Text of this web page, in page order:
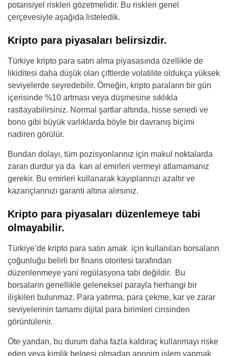
potansiyel riskleri gözetmelidir. Bu riskleri genel
çerçevesiyle aşağıda listeledik.
Kripto para piyasaları belirsizdir.
Türkiye kripto para satın alma piyasasında özellikle de
likiditesi daha düşük olan çiftlerde volatilite oldukça yüksek
seviyelerde seyredebilir. Örneğin, kripto paraların bir gün
içerisinde %10 artması veya düşmesine sıklıkla
rastlayabilirsiniz. Normal şartlar altında, hisse senedi ve
bono gibi büyük varlıklarda böyle bir davranış biçimi
nadiren görülür.
Bundan dolayı, tüm pozisyonlarınız için makul noktalarda
zararı durdur ya da karı al emirleri vermeyi atlamamanız
gerekir. Bu emirleri kullanarak kayıplarınızı azaltır ve
kazançlarınızı garanti altına alırsınız.
Kripto para piyasaları düzenlemeye tabi
olmayabilir.
Türkiye’de kripto para satın amak için kullanılan borsaların
çoğunluğu belirli bir finans otoritesi tarafından
düzenlenmeye yani regülasyona tabi değildir. Bu
borsaların genellikle geleneksel parayla herhangi bir
ilişkileri bulunmaz. Para yatırma, para çekme, kar ve zarar
seviyelerinin tamamı dijital para birimleri cinsinden
görüntülenir.
Öte yandan, bu durum daha fazla kaldıraç kullanmayı riske
eden veya kimlik belgesi olmadan anonim işlem yapmak